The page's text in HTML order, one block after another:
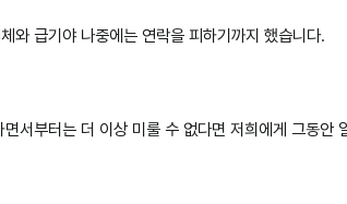
와 급기야 나중에는 연락을 피하기까지 했습니다.
서부터는 더 이상 미룰 수 없다면 저희에게 그동안